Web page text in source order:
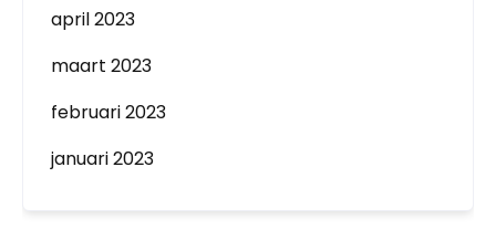
april 2023
maart 2023
februari 2023
januari 2023